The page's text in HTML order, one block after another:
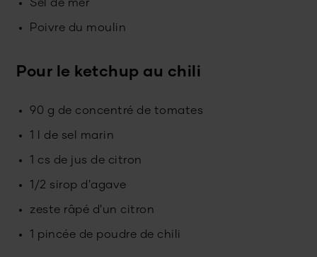
Sel de mer
Poivre du moulin
Pour le ketchup au chili
90 g de concentré de tomates
1 l de sel marin
1 cs de jus de citron
1/2 sirop d'agave
zeste râpé d'un citron
1 pincée de poudre de chili